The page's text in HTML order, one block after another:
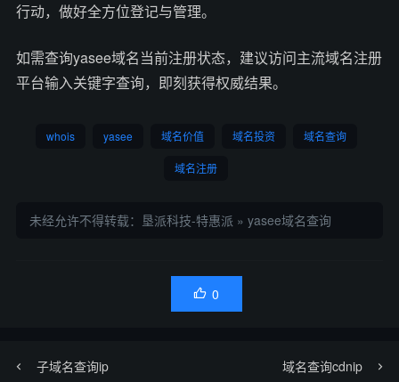
行动，做好全方位登记与管理。
如需查询yasee域名当前注册状态，建议访问主流域名注册
平台输入关键字查询，即刻获得权威结果。
whois yasee 域名价值 域名投资 域名查询
域名注册
未经允许不得转载： 垦派科技-特惠派 » yasee域名查询
 0
子域名查询ip 域名查询cdnip